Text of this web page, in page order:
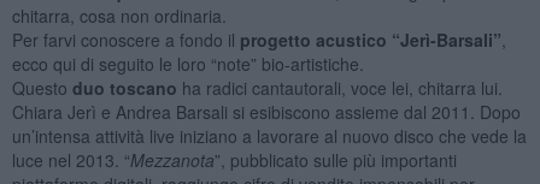
chitarra, cosa non ordinaria.
Per farvi conoscere a fondo il progetto acustico “Jerì-Barsali”
ecco qui di seguito le loro “note” bio-artistiche.
Questo duo toscano ha radici cantautorali, voce lei, chitarra lui.
Chiara Jerì e Andrea Barsali si esibiscono assieme dal 2011. Dopo
un’intensa attività live iniziano a lavorare al nuovo disco che vede la
luce nel 2013. “Mezzanota”, pubblicato sulle più importanti